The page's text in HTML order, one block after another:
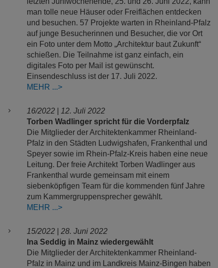
man tolle neue Häuser oder Freiflächen entdecken
und besuchen. 57 Projekte warten in Rheinland-Pfalz
auf junge Besucherinnen und Besucher, die vor Ort
ein Foto unter dem Motto „Architektur baut Zukunft“
schießen. Die Teilnahme ist ganz einfach, ein
digitales Foto per Mail ist gewünscht.
Einsendeschluss ist der 17. Juli 2022.
MEHR
16/2022
12. Juli 2022
Torben Wadlinger spricht für die Vorderpfalz
Die Mitglieder der Architektenkammer Rheinland-
Pfalz in den Städten Ludwigshafen, Frankenthal und
Speyer sowie im Rhein-Pfalz-Kreis haben eine neue
Leitung. Der freie Architekt Torben Wadlinger aus
Frankenthal wurde gemeinsam mit einem
siebenköpfigen Team für die kommenden fünf Jahre
zum Kammergruppensprecher gewählt.
MEHR
15/2022
28. Juni 2022
Ina Seddig in Mainz wiedergewählt
Die Mitglieder der Architektenkammer Rheinland-
Pfalz in Mainz und im Landkreis Mainz-Bingen haben